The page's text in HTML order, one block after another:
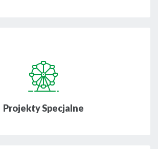
Projekty Specjalne